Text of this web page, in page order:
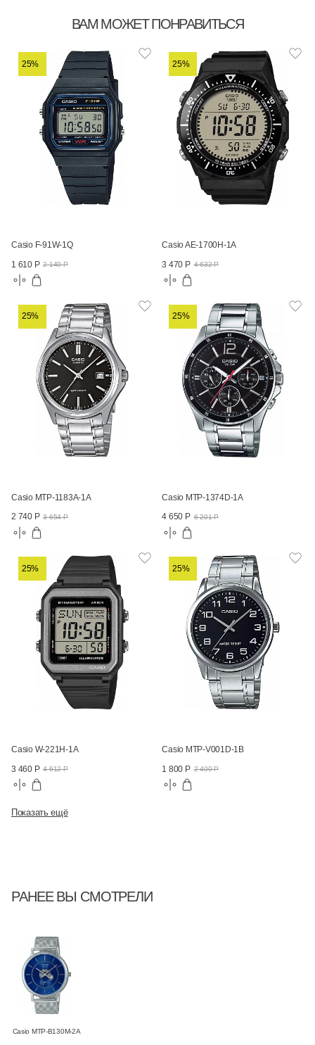
ВАМ МОЖЕТ ПОНРАВИТЬСЯ
25%
Casio F-91W-1Q
1 610 Р 2 140 Р
25%
Casio AE-1700H-1A
3 470 Р 4 632 Р
25%
Casio MTP-1183A-1A
2 740 Р 3 654 Р
25%
Casio MTP-1374D-1A
4 650 Р 6 201 Р
25%
Casio W-221H-1A
3 460 Р 4 612 Р
25%
Casio MTP-V001D-1B
1 800 Р 2 400 Р
Показать ещё
РАНЕЕ ВЫ СМОТРЕЛИ
Casio MTP-B130M-2A